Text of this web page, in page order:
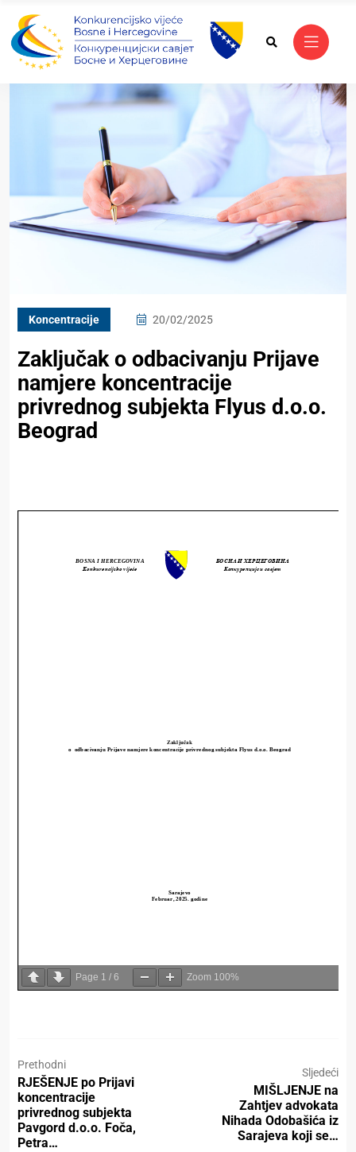
Koncentracije 20/02/2025
Zaključak o odbacivanju Prijave
namjere koncentracije
privrednog subjekta Flyus d.o.o.
Beograd
Page 1 / 6 Zoom 100%
Prethodni
RJEŠENJE po Prijavi
koncentracije
privrednog subjekta
Pavgord d.o.o. Foča,
Petra…
Sljedeći
MIŠLJENJE na
Zahtjev advokata
Nihada Odobašića iz
Sarajeva koji se…